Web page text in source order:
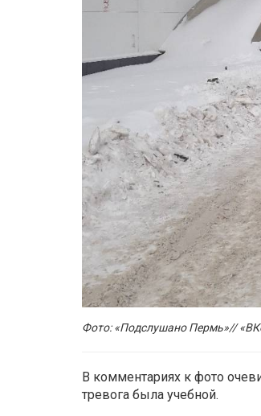
Фото: «Подслушано Пермь»//
В комментариях к фото
тревога была учебной.